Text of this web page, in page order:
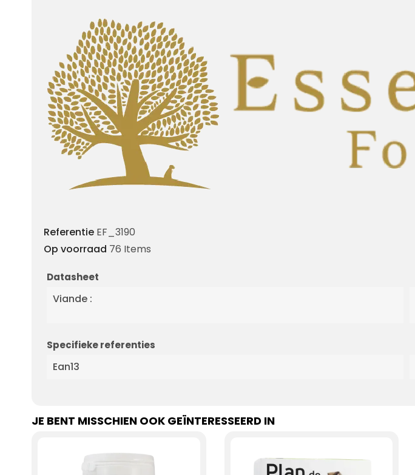
Referentie EF_3190
Op voorraad 76 Items
Datasheet
Viande :
Specifieke referenties
Ean13
JE BENT MISSCHIEN OOK GEÏNTERESSEERD IN